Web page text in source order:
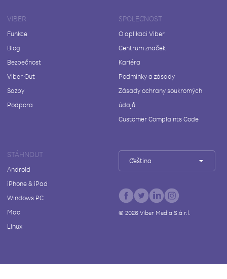
VIBER
Funkce
Blog
Bezpečnost
Viber Out
Sazby
Podpora
SPOLEČNOST
O aplikaci Viber
Centrum značek
Kariéra
Podmínky a zásady
Zásady ochrany soukromých
údajů
Customer Complaints Code
STÁHNOUT
Android
iPhone & iPad
Windows PC
Mac
Linux
Čeština
© 2026Viber Media S.à r.l.